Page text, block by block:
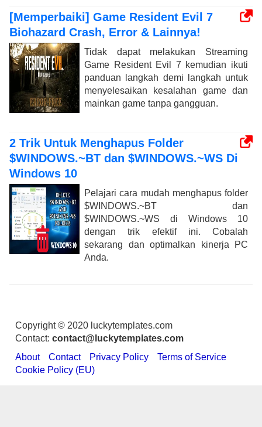
[Memperbaiki] Game Resident Evil 7
Biohazard Crash, Error & Lainnya!
Tidak dapat melakukan Streaming
Game Resident Evil 7 kemudian ikuti
panduan langkah demi langkah untuk
menyelesaikan kesalahan game dan
mainkan game tanpa gangguan.
2 Trik Untuk Menghapus Folder
$WINDOWS.~BT dan $WINDOWS.~WS Di
Windows 10
Pelajari cara mudah menghapus folder
$WINDOWS.~BT dan
$WINDOWS.~WS di Windows 10
dengan trik efektif ini. Cobalah
sekarang dan optimalkan kinerja PC
Anda.
Copyright © 2020 luckytemplates.com
Contact: contact@luckytemplates.com
About
Contact Privacy Policy
Terms of Service
Cookie Policy (EU)